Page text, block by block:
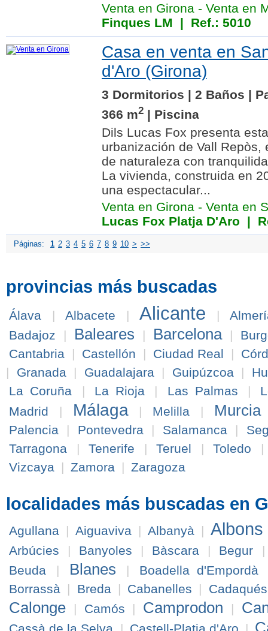
Venta en Girona - Venta en
Finques LM | Ref.: 5010
Casa en venta en
d'Aro (Girona)
3 Dormitorios | 2 Baños |
366 m2 | Piscina
Dils Lucas Fox presenta
urbanización de Vall Repòs,
de naturaleza con
La vivienda, construida en
una espectacular...
Venta en Girona - Venta en
Lucas Fox Platja D'Aro |
Páginas: 1 2 3 4 5 6 7 8 9 10 > >>
provincias más buscadas
Álava | Albacete | Alicante |
Badajoz
| Baleares | Barcelona |
Cantabria
| Castellón | Ciudad Real |
|
Granada | Guadalajara | Guipúzcoa |
La Coruña
| La Rioja | Las Palmas |
Madrid
| Málaga | Melilla | Murcia
Palencia
| Pontevedra | Salamanca |
Tarragona
| Tenerife | Teruel | Toledo
Vizcaya | Zamora | Zaragoza
localidades más buscadas en
Agullana | Aiguaviva | Albanyà | Albons
Arbúcies
| Banyoles | Bàscara | Begur
Beuda
| Blanes | Boadella d'Empordà
Borrassà | Breda | Cabanelles | Cadaqués
Calonge | Camós | Camprodon |
Cassà de la Selva | Castell-Platja d'Aro |